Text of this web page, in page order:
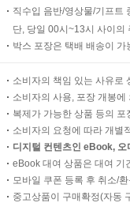
직수입 음반/영상물/기프트
단, 당일 00시~13시 사이의
박스 포장은 택배 배송이
소비자의 책임 있는 사유로
소비자의 사용, 포장 개봉
복제가 가능한 상품 등의
소비자의 요청에 따라 개별
디지털 컨텐츠인 eBook,
eBook 대여 상품은 대여 기
모바일 쿠폰 등록 후 취소/
중고상품이 구매확정(자동